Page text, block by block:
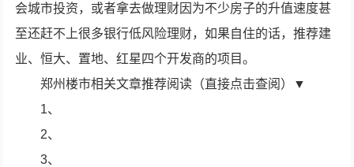
会城市投资，或者拿去做理财因为不少房子的升值速度甚
至还赶不上很多银行低风险理财，如果自住的话，推荐建
业、恒大、置地、红星四个开发商的项目。
郑州楼市相关文章推荐阅读（直接点击查阅）▼
1、
2、
3、